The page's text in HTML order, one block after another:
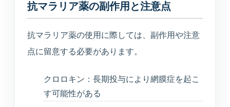
抗マラリア薬の副作用と注意点
抗マラリア薬の使用に際しては、副作用や注意
点に留意する必要があります。
クロロキン：長期投与により網膜症を起こ
す可能性がある